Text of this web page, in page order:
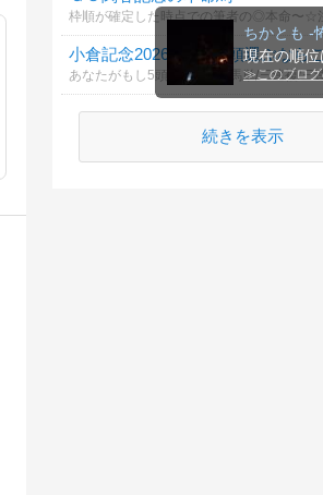
ちかとも -
現在の順位
≫このブロ
小倉記念2026 予想!! 5頭選ぶなら
続きを表示